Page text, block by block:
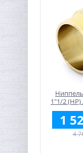
1"1/2 (НР)
1
4